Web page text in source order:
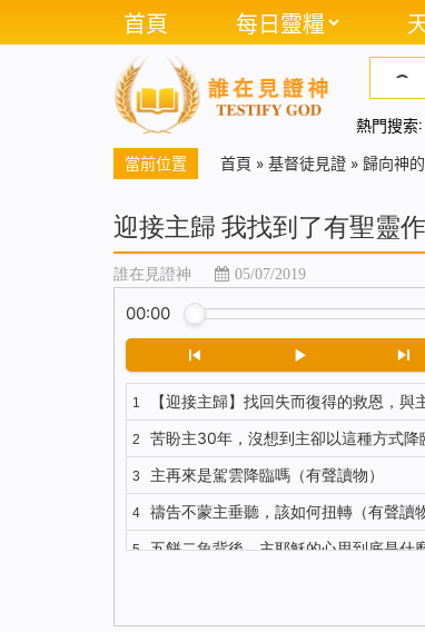
首頁 每日靈糧
熱門搜索:
當前位置 首頁 » 基督徒見證 » 歸向神
迎接主歸 我找到了有聖靈
誰在見證神 05/07/2019
00:00
1 【迎接主歸】找回失而復得的救恩，與
2 苦盼主30年，沒想到主卻以這種方式降
3 主再來是駕雲降臨嗎（有聲讀物）
4 禱告不蒙主垂聽，該如何扭轉（有聲讀物
5 五餅二魚背後，主耶穌的心思到底是什
7 對聖經的這種觀念，讓我險些錯過主的